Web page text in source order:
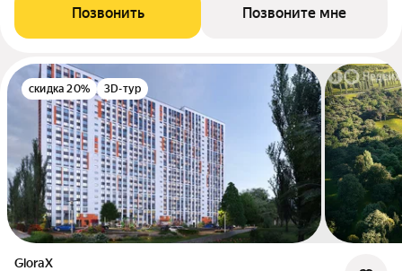
Позвонить Позвоните мне
скидка 20% 3D-тур
GloraX